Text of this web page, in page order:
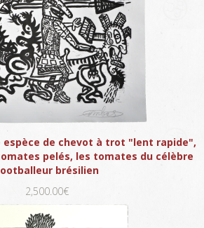
espèce de chevot à trot "lent rapide",
pelés, les tomates du célèbre
brésilien
2,500.00€